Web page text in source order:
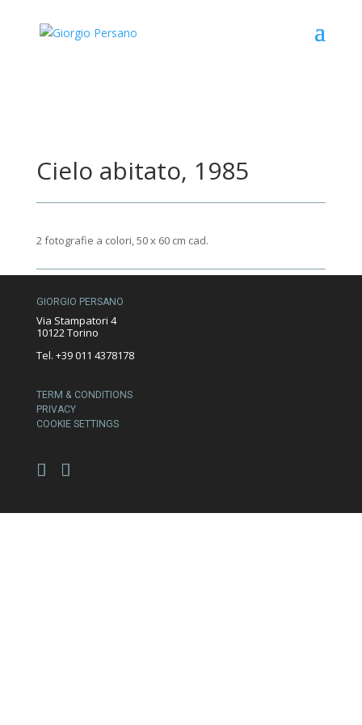
Cielo abitato, 1985
2 fotografie a colori, 50 x 60 cm cad.
GIORGIO PERSANO
Via Stampatori 4
10122 Torino
Tel. +39 011 4378178
TERM & CONDITIONS
PRIVACY
COOKIE SETTINGS